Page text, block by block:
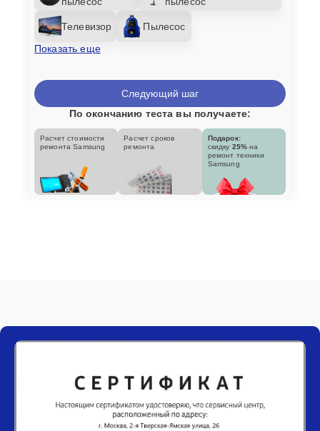
Телевизор
Пылесос
Показать еще
Следующий шаг
По окончанию теста вы получаете:
Расчет стоимости
ремонта Samsung
Расчет сроков
ремонта
Подарок:
скидку 25% на
ремонт техники
Samsung